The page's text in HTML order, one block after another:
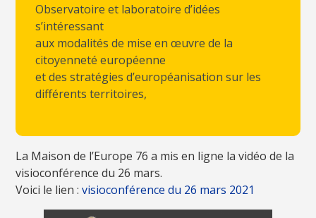
Observatoire et laboratoire d’idées
s’intéressant
aux modalités de mise en œuvre de la
citoyenneté européenne
et des stratégies d’européanisation sur les
différents territoires,
La Maison de l’Europe 76 a mis en ligne la vidéo de la
visioconférence du 26 mars.
Voici le lien :visioconférence du 26 mars 2021